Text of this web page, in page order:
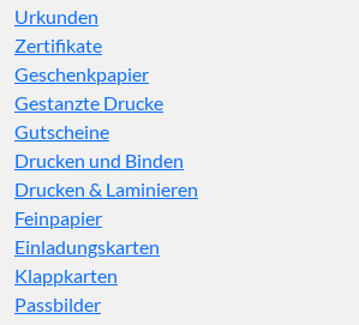
Urkunden
Zertifikate
Geschenkpapier
Gestanzte Drucke
Gutscheine
Drucken und Binden
Drucken & Laminieren
Feinpapier
Einladungskarten
Klappkarten
Passbilder